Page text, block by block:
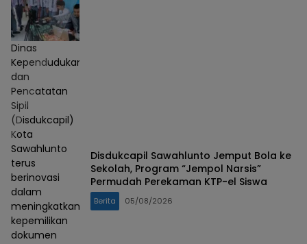
Dinas
Kependudukan
dan
Pencatatan
Sipil
(Disdukcapil)
Kota
Sawahlunto
terus
berinovasi
dalam
meningkatkan
kepemilikan
dokumen
Disdukcapil Sawahlunto Jemput Bola ke
Sekolah, Program “Jempol Narsis”
Permudah Perekaman KTP-el Siswa
Berita 05/08/2026